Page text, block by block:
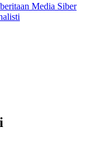
Media Siber